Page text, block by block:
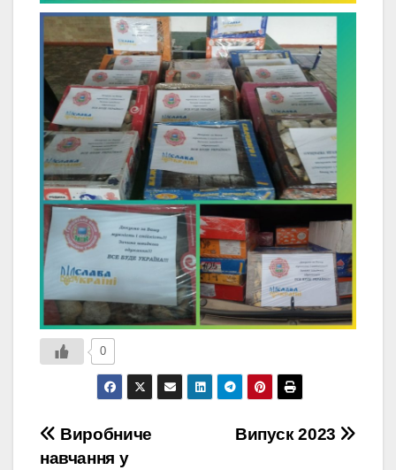
0
Навігація
Випуск 2023
Виробниче
навчання у